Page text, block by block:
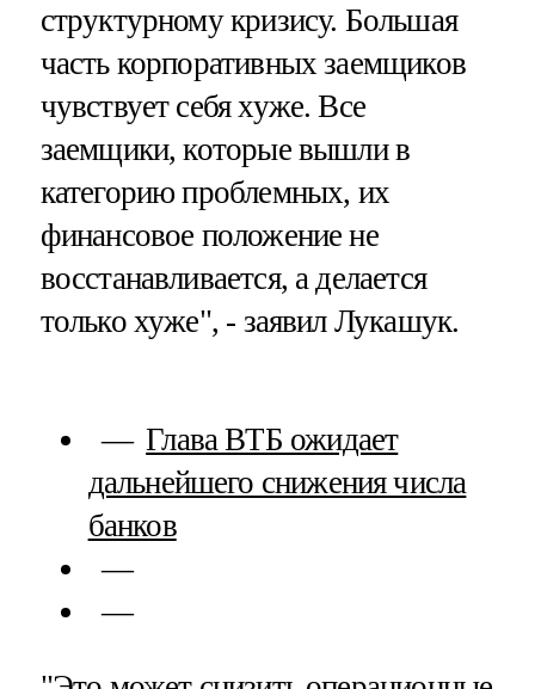
структурному кризису. Большая
часть корпоративных заемщиков
чувствует себя хуже. Все
заемщики, которые вышли в
категорию проблемных, их
финансовое положение не
восстанавливается, а делается
только хуже", - заявил Лукашук.
Глава ВТБ ожидает
дальнейшего снижения числа
банков